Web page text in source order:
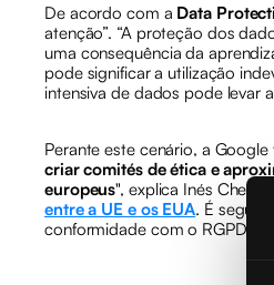
De acordo com a Data
atenção”. “A proteção dos
uma consequência da
pode significar a utilização
intensiva de dados pode levar
Perante este cenário, a
criar comités de ética e
europeus", explica Inés
entre a UE e os EUA. É
conformidade com o RGPD é